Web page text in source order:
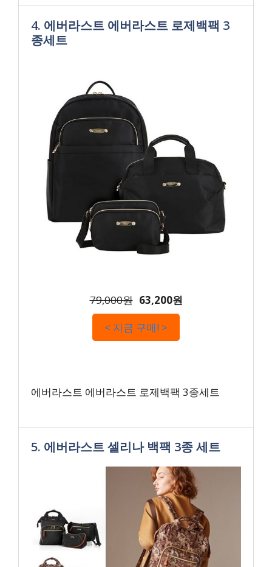
4. 에버라스트 에버라스트 로제백팩 3
종세트
79,000원 63,200원
< 지금 구매! >
에버라스트 에버라스트 로제백팩 3종세트
5. 에버라스트 셀리나 백팩 3종 세트